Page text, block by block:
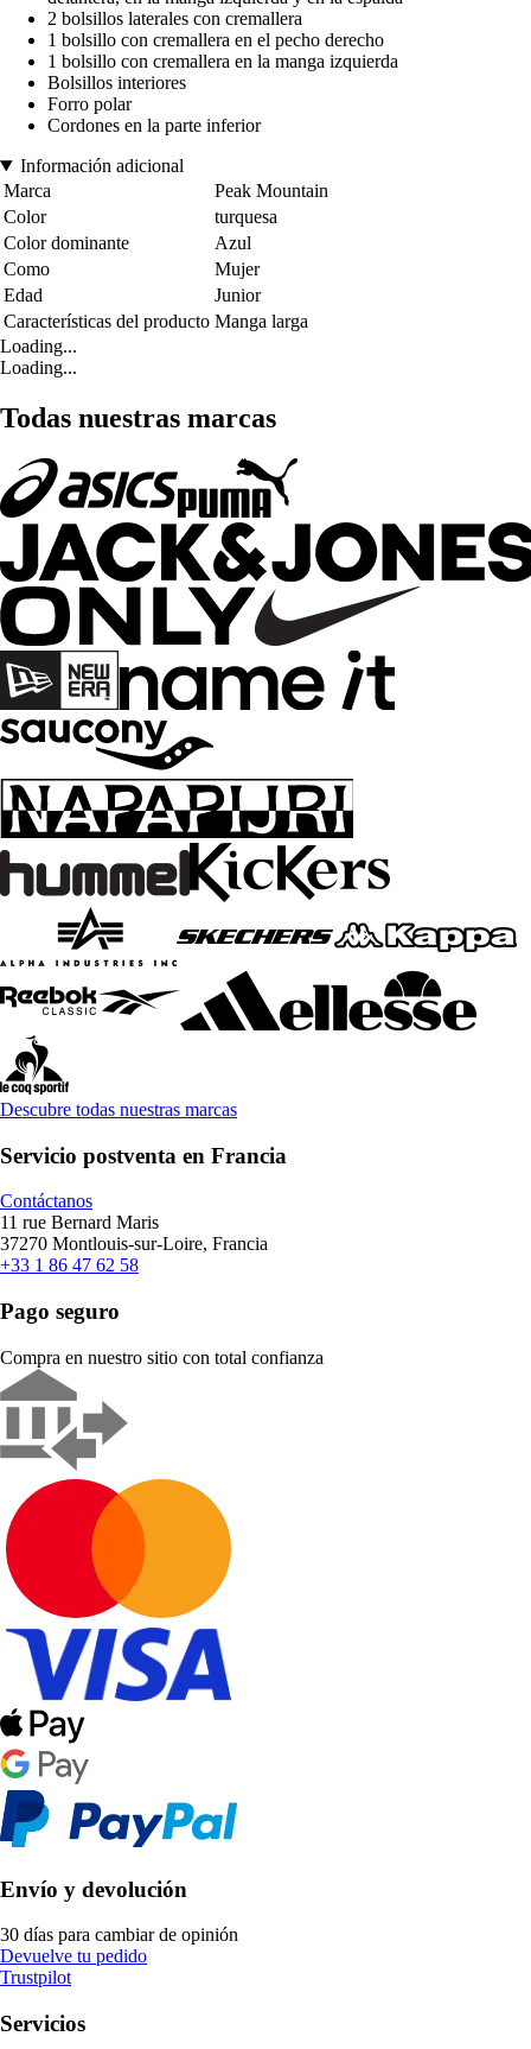
2 bolsillos laterales con cremallera
1 bolsillo con cremallera en el pecho derecho
1 bolsillo con cremallera en la manga izquierda
Bolsillos interiores
Forro polar
Cordones en la parte inferior
Información adicional
Marca
Peak Mountain
Color
turquesa
Color dominante
Azul
Como
Mujer
Edad
Junior
Características del producto Manga larga
Loading...
Loading...
Todas nuestras marcas
Descubre todas nuestras marcas
Servicio postventa en Francia
Contáctanos
11 rue Bernard Maris
37270 Montlouis-sur-Loire, Francia
+33 1 86 47 62 58
Pago seguro
Compra en nuestro sitio con total confianza
Envío y devolución
30 días para cambiar de opinión
Devuelve tu pedido
Trustpilot
Servicios